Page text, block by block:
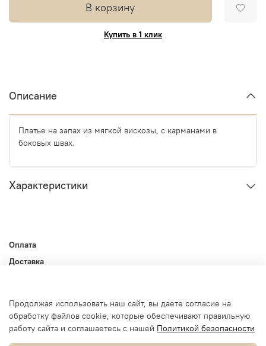
В корзину
Купить в 1 клик
Описание
Платье на запах из мягкой вискозы, с карманами в
боковых швах.
Характеристики
Оплата
Доставка
Пользовательское соглашение
Условия обмена и возврата
Продолжая использовать наш сайт, вы даете согласие на
обработку файлов cookie, которые обеспечивают правильную
работу сайта и соглашаетесь с нашей Политикой безопасности